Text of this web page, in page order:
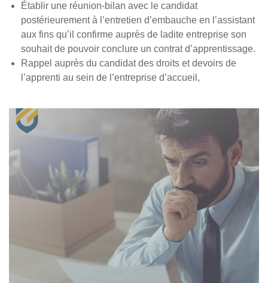
Établir une réunion-bilan avec le candidat
postérieurement à l’entretien d’embauche en l’assistant
aux fins qu’il confirme auprès de ladite entreprise son
souhait de pouvoir conclure un contrat d’apprentissage.
Rappel auprès du candidat des droits et devoirs de
l’apprenti au sein de l’entreprise d’accueil,